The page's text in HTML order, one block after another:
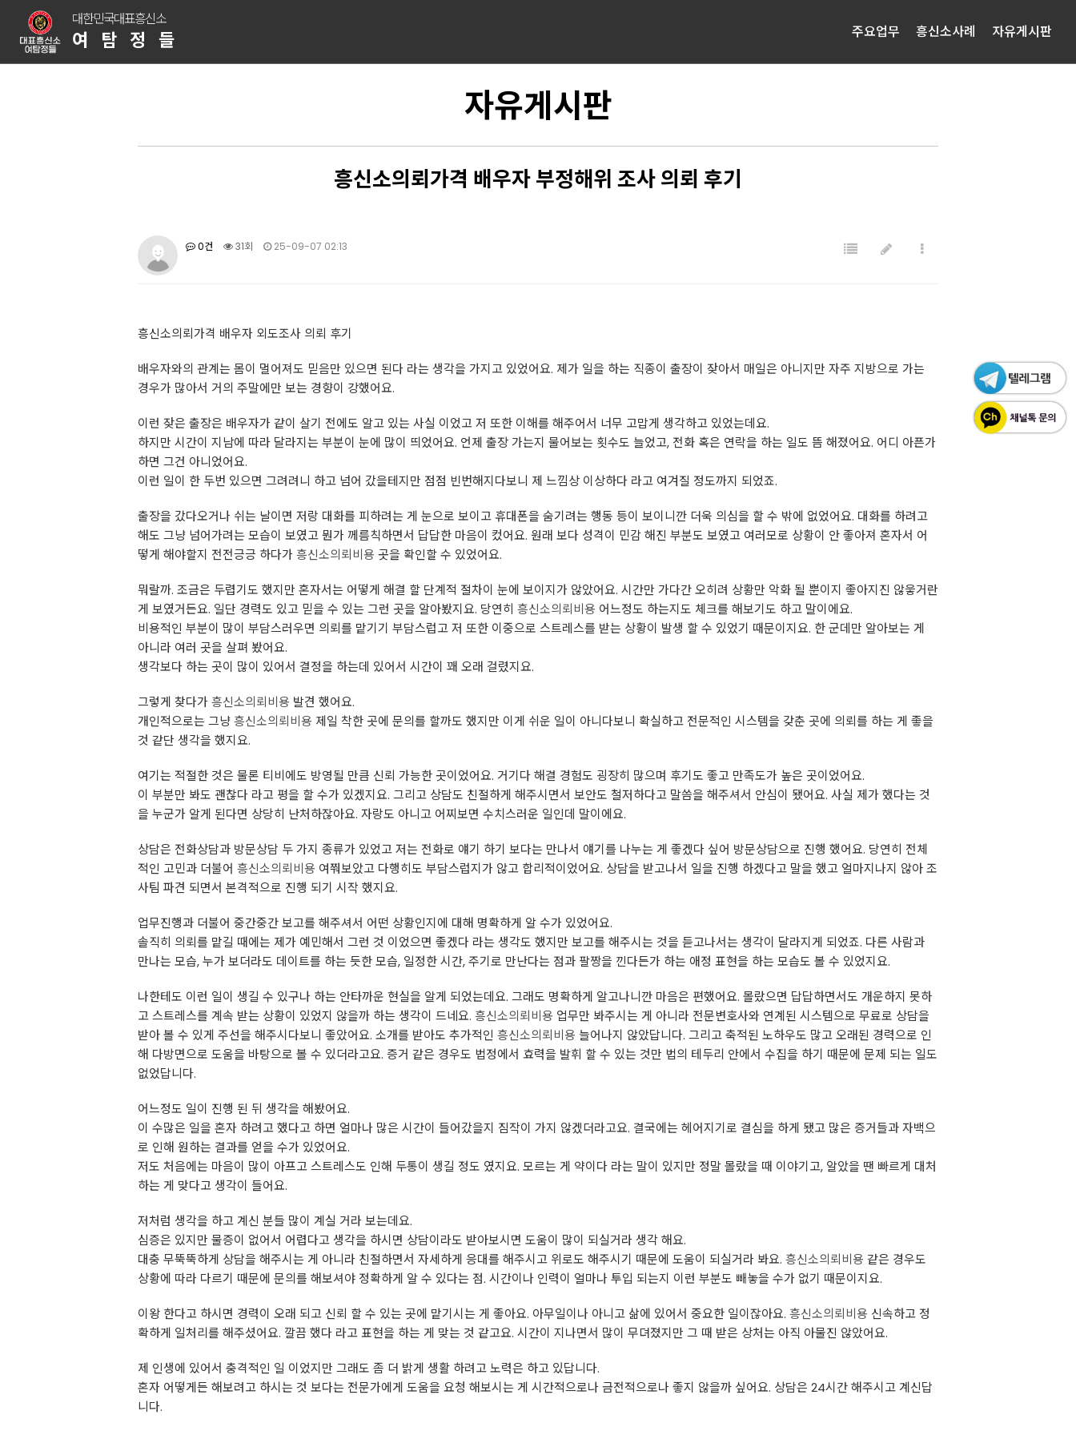
대한민국대표흥신소
여탐정들 주요업무 흥신소사례 자유게시판
자유게시판
흥신소의뢰가격 배우자 부정해위 조사 의뢰 후기
0건 31회 25-09-07 02:13
흥신소의뢰가격 배우자 외도조사 의뢰 후기
배우자와의 관계는 몸이 멀어져도 믿음만 있으면 된다 라는 생각을 가지고 있었어요. 제가 일을 하는 직종이 출장이 잦아서 매일은 아니지만 자주 지방으로 가는
경우가 많아서 거의 주말에만 보는 경향이 강했어요.
이런 잦은 출장은 배우자가 같이 살기 전에도 알고 있는 사실 이었고 저 또한 이해를 해주어서 너무 고맙게 생각하고 있었는데요.
하지만 시간이 지남에 따라 달라지는 부분이 눈에 많이 띄었어요. 언제 출장 가는지 물어보는 횟수도 늘었고, 전화 혹은 연락을 하는 일도 뜸 해졌어요. 어디 아픈가
하면 그건 아니었어요.
이런 일이 한 두번 있으면 그려려니 하고 넘어 갔을테지만 점점 빈번해지다보니 제 느낌상 이상하다 라고 여겨질 정도까지 되었죠.
출장을 갔다오거나 쉬는 날이면 저랑 대화를 피하려는 게 눈으로 보이고 휴대폰을 숨기려는 행동 등이 보이니깐 더욱 의심을 할 수 밖에 없었어요. 대화를 하려고
해도 그냥 넘어가려는 모습이 보였고 뭔가 께름칙하면서 답답한 마음이 컸어요. 원래 보다 성격이 민감 해진 부분도 보였고 여러모로 상황이 안 좋아져 혼자서 어
떻게 해야할지 전전긍긍 하다가흥신소의뢰비용 곳을 확인할 수 있었어요.
뭐랄까. 조금은 두렵기도 했지만 혼자서는 어떻게 해결 할 단계적 절차이 눈에 보이지가 않았어요. 시간만 가다간 오히려 상황만 악화 될 뿐이지 좋아지진 않읗거란
게 보였거든요. 일단 경력도 있고 믿을 수 있는 그런 곳을 알아봤지요. 당연히 흥신소의뢰비용 어느정도 하는지도 체크를 해보기도 하고 말이에요.
비용적인 부분이 많이 부담스러우면 의뢰를 맡기기 부담스럽고 저 또한 이중으로 스트레스를 받는 상황이 발생 할 수 있었기 때문이지요. 한 군데만 알아보는 게
아니라 여러 곳을 살펴 봤어요.
생각보다 하는 곳이 많이 있어서 결정을 하는데 있어서 시간이 꽤 오래 걸렸지요.
그렇게 찾다가흥신소의뢰비용 발견 했어요.
개인적으로는 그냥흥신소의뢰비용 제일 착한 곳에 문의를 할까도 했지만 이게 쉬운 일이 아니다보니 확실하고 전문적인 시스템을 갖춘 곳에 의뢰를 하는 게 좋을
것 같단 생각을 했지요.
여기는 적절한 것은 물론 티비에도 방영될 만큼 신뢰 가능한 곳이었어요. 거기다 해결 경험도 굉장히 많으며 후기도 좋고 만족도가 높은 곳이었어요.
이 부분만 봐도 괜찮다 라고 평을 할 수가 있겠지요. 그리고 상담도 친절하게 해주시면서 보안도 철저하다고 말씀을 해주셔서 안심이 됐어요. 사실 제가 했다는 것
을 누군가 알게 된다면 상당히 난처하잖아요. 자랑도 아니고 어찌보면 수치스러운 일인데 말이에요.
상담은 전화상담과 방문상담 두 가지 종류가 있었고 저는 전화로 얘기 하기 보다는 만나서 얘기를 나누는 게 좋겠다 싶어 방문상담으로 진행 했어요. 당연히 전체
적인 고민과 더불어 흥신소의뢰비용 여쭤보았고 다행히도 부담스럽지가 않고 합리적이었어요. 상담을 받고나서 일을 진행 하겠다고 말을 했고 얼마지나지 않아 조
사팀 파견 되면서 본격적으로 진행 되기 시작 했지요.
업무진행과 더불어 중간중간 보고를 해주셔서 어떤 상황인지에 대해 명확하게 알 수가 있었어요.
솔직히 의뢰를 맡길 때에는 제가 예민해서 그런 것 이었으면 좋겠다 라는 생각도 했지만 보고를 해주시는 것을 듣고나서는 생각이 달라지게 되었죠. 다른 사람과
만나는 모습, 누가 보더라도 데이트를 하는 듯한 모습, 일정한 시간, 주기로 만난다는 점과 팔짱을 낀다든가 하는 애정 표현을 하는 모습도 볼 수 있었지요.
나한테도 이런 일이 생길 수 있구나 하는 안타까운 현실을 알게 되었는데요. 그래도 명확하게 알고나니깐 마음은 편했어요. 몰랐으면 답답하면서도 개운하지 못하
고 스트레스를 계속 받는 상황이 있었지 않을까 하는 생각이 드네요. 흥신소의뢰비용 업무만 봐주시는 게 아니라 전문변호사와 연계된 시스템으로 무료로 상담을
받아 볼 수 있게 주선을 해주시다보니 좋았어요. 소개를 받아도 추가적인 흥신소의뢰비용 늘어나지 않았답니다. 그리고 축적된 노하우도 많고 오래된 경력으로 인
해 다방면으로 도움을 바탕으로 볼 수 있더라고요. 증거 같은 경우도 법정에서 효력을 발휘 할 수 있는 것만 법의 테두리 안에서 수집을 하기 때문에 문제 되는 일도
없었답니다.
어느정도 일이 진행 된 뒤 생각을 해봤어요.
이 수많은 일을 혼자 하려고 했다고 하면 얼마나 많은 시간이 들어갔을지 짐작이 가지 않겠더라고요. 결국에는 헤어지기로 결심을 하게 됐고 많은 증거들과 자백으
로 인해 원하는 결과를 얻을 수가 있었어요.
저도 처음에는 마음이 많이 아프고 스트레스도 인해 두통이 생길 정도 였지요. 모르는 게 약이다 라는 말이 있지만 정말 몰랐을 때 이야기고, 알았을 땐 빠르게 대처
하는 게 맞다고 생각이 들어요.
저처럼 생각을 하고 계신 분들 많이 계실 거라 보는데요.
심증은 있지만 물증이 없어서 어렵다고 생각을 하시면 상담이라도 받아보시면 도움이 많이 되실거라 생각 해요.
대충 무뚝뚝하게 상담을 해주시는 게 아니라 친절하면서 자세하게 응대를 해주시고 위로도 해주시기 때문에 도움이 되실거라 봐요. 흥신소의뢰비용 같은 경우도
상황에 따라 다르기 때문에 문의를 해보셔야 정확하게 알 수 있다는 점. 시간이나 인력이 얼마나 투입 되는지 이런 부분도 빼놓을 수가 없기 때문이지요.
이왕 한다고 하시면 경력이 오래 되고 신뢰 할 수 있는 곳에 맡기시는 게 좋아요. 아무일이나 아니고 삶에 있어서 중요한 일이잖아요. 흥신소의뢰비용 신속하고 정
확하게 일처리를 해주셨어요. 깔끔 했다 라고 표현을 하는 게 맞는 것 같고요. 시간이 지나면서 많이 무뎌졌지만 그 때 받은 상처는 아직 아물진 않았어요.
제 인생에 있어서 충격적인 일 이었지만 그래도 좀 더 밝게 생활 하려고 노력은 하고 있답니다.
혼자 어떻게든 해보려고 하시는 것 보다는 전문가에게 도움을 요청 해보시는 게 시간적으로나 금전적으로나 좋지 않을까 싶어요. 상담은 24시간 해주시고 계신답
니다.